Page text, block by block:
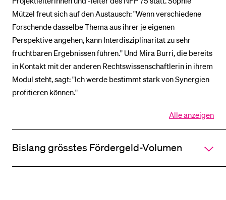
Mützel freut sich auf den Austausch: "Wenn verschiedene
Forschende dasselbe Thema aus ihrer je eigenen
Perspektive angehen, kann Interdisziplinarität zu sehr
fruchtbaren Ergebnissen führen." Und Mira Burri, die bereits
in Kontakt mit der anderen Rechtswissenschaftlerin in ihrem
Modul steht, sagt: "Ich werde bestimmt stark von Synergien
profitieren können."
Alle anzeigen
Alle
Sektionen
Bislang grösstes Fördergeld-Volumen